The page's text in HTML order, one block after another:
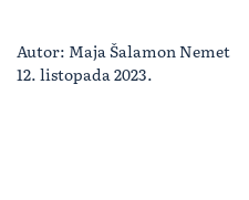
Autor: Maja Šalamon Nemet
12. listopada 2023.